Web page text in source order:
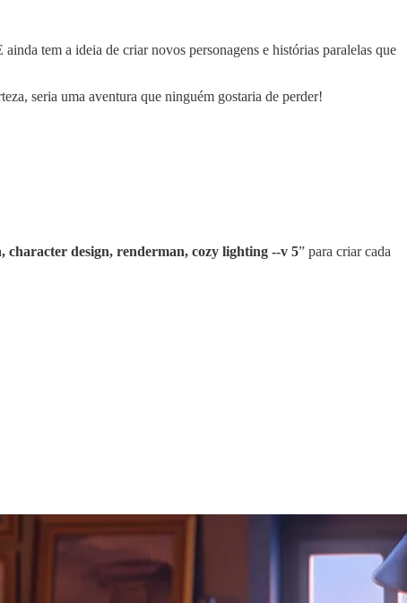
tem a ideia de criar novos personagens e histórias paralelas que
seria uma aventura que ninguém gostaria de perder!
design, renderman, cozy lighting --v 5” para criar cada